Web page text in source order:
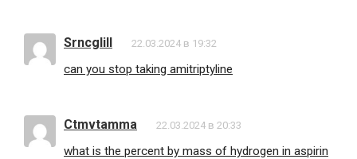
Srncglill 22.03.2024 в 19:32
can you stop taking amitriptyline
Ctmvtamma 22.03.2024 в 20:33
what is the percent by mass of hydrogen in aspirin